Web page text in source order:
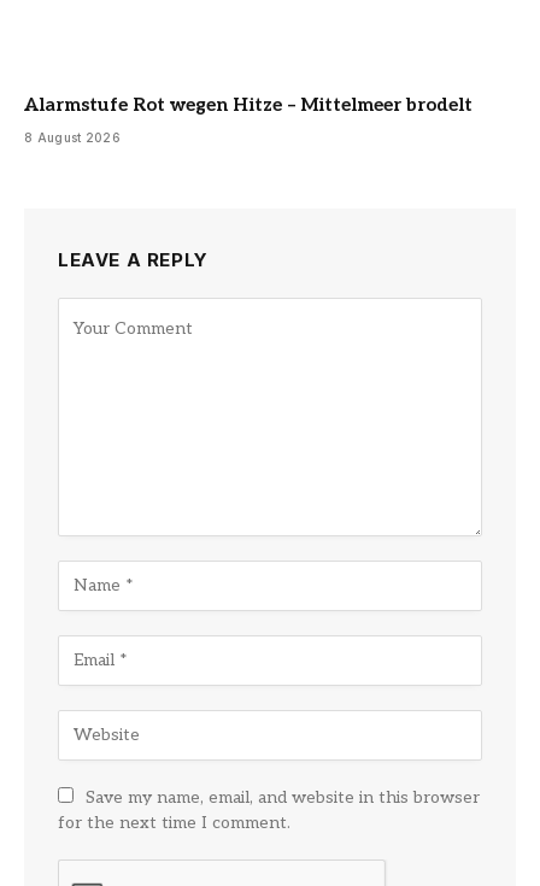
Alarmstufe Rot wegen Hitze – Mittelmeer brodelt
8 August 2026
LEAVE A REPLY
Save my name, email, and website in this browser
for the next time I comment.